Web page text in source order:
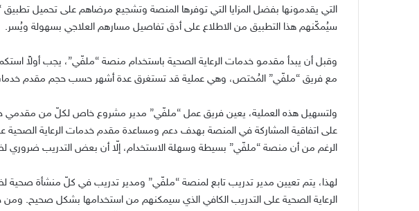
سيُمكّنهم هذا التطبيق من الاطلاع على أدق تفاصيل مسارهم العلاجي بسهولة ويُسر.
وقبل أن يبدأ مقدمو خدمات الرعاية الصحية باستخدام منصة “ملفّي”، يجب أولاً
مع فريق “ملفّي” المُختص، وهي عملية قد تستغرق عدة أشهر حسب حجم مقدم خدمات
ولتسهيل هذه العملية، يعين فريق عمل “ملفّي” مدير مشروع خاص لكلّ من مقدمي
على اتفاقية المشاركة في المنصة بهدف دعم ومساعدة مقدم خدمات الرعاية الصحية
الرغم من أن منصة “ملفّي” بسيطة وسهلة الاستخدام، إلّا أن بعض التدريب ضروري
لهذا، يتم تعيين مدير تدريب تابع لمنصة “ملفّي” ومدير تدريب في كلّ منشأة
الرعاية الصحية على التدريب الكافي الذي سيمكنهم من استخدامها بشكل صحيح. ومن